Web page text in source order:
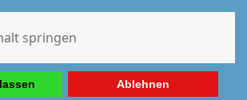
Website zu ermöglichen.
Datenschutz-Bestimmungen
Ablehnen
springen